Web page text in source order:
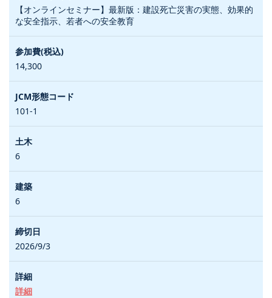
【オンラインセミナー】最新版：建設死亡災害の実態、効果的
な安全指示、若者への安全教育
14,300
101-1
6
6
2026/9/3
詳細